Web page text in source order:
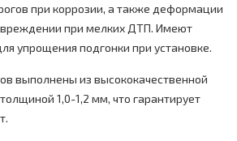
при коррозии, а также деформации
при мелких ДТП. Имеют
упрощения подгонки при установке.
выполнены из высококачественной
1,0-1,2 мм, что гарантирует